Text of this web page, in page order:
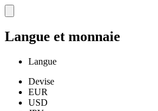
Langue et monnaie
Langue
Devise
EUR
USD